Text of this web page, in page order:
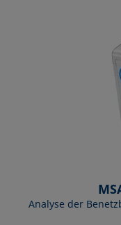
Analyse der